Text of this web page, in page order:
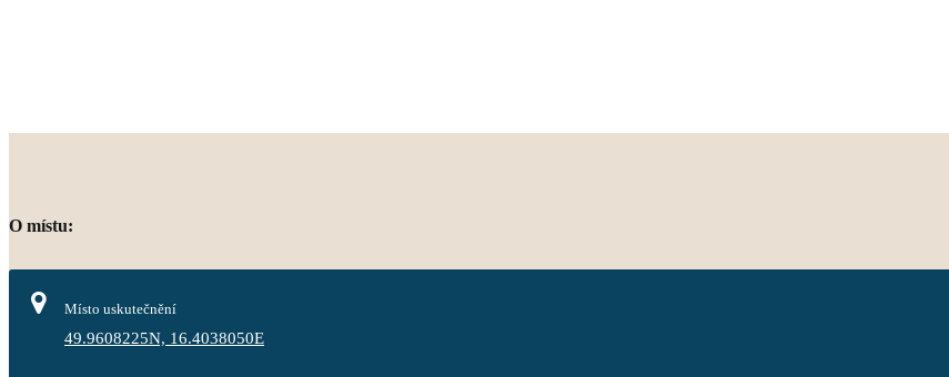
O místu:
Místo uskutečnění
49.9608225N, 16.4038050E